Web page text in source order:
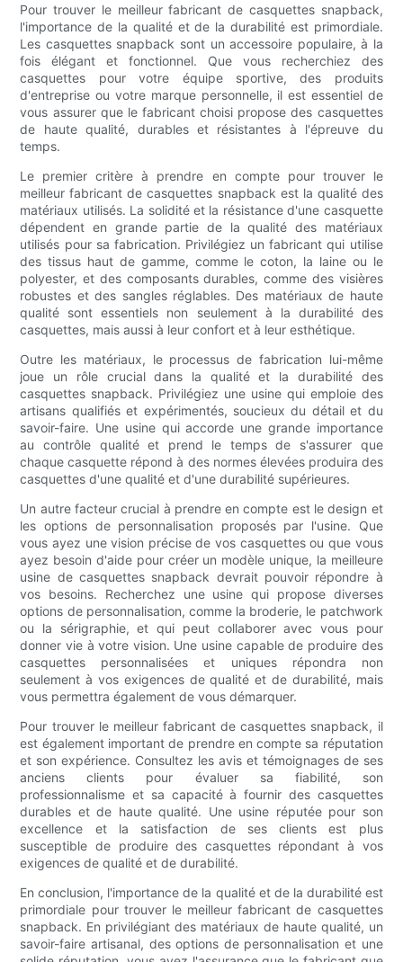
Pour trouver le meilleur fabricant de casquettes snapback,
l'importance de la qualité et de la durabilité est primordiale.
Les casquettes snapback sont un accessoire populaire, à la
fois élégant et fonctionnel. Que vous recherchiez des
casquettes pour votre équipe sportive, des produits
d'entreprise ou votre marque personnelle, il est essentiel de
vous assurer que le fabricant choisi propose des casquettes
de haute qualité, durables et résistantes à l'épreuve du
temps.
Le premier critère à prendre en compte pour trouver le
meilleur fabricant de casquettes snapback est la qualité des
matériaux utilisés. La solidité et la résistance d'une casquette
dépendent en grande partie de la qualité des matériaux
utilisés pour sa fabrication. Privilégiez un fabricant qui utilise
des tissus haut de gamme, comme le coton, la laine ou le
polyester, et des composants durables, comme des visières
robustes et des sangles réglables. Des matériaux de haute
qualité sont essentiels non seulement à la durabilité des
casquettes, mais aussi à leur confort et à leur esthétique.
Outre les matériaux, le processus de fabrication lui-même
joue un rôle crucial dans la qualité et la durabilité des
casquettes snapback. Privilégiez une usine qui emploie des
artisans qualifiés et expérimentés, soucieux du détail et du
savoir-faire. Une usine qui accorde une grande importance
au contrôle qualité et prend le temps de s'assurer que
chaque casquette répond à des normes élevées produira des
casquettes d'une qualité et d'une durabilité supérieures.
Un autre facteur crucial à prendre en compte est le design et
les options de personnalisation proposés par l'usine. Que
vous ayez une vision précise de vos casquettes ou que vous
ayez besoin d'aide pour créer un modèle unique, la meilleure
usine de casquettes snapback devrait pouvoir répondre à
vos besoins. Recherchez une usine qui propose diverses
options de personnalisation, comme la broderie, le patchwork
ou la sérigraphie, et qui peut collaborer avec vous pour
donner vie à votre vision. Une usine capable de produire des
casquettes personnalisées et uniques répondra non
seulement à vos exigences de qualité et de durabilité, mais
vous permettra également de vous démarquer.
Pour trouver le meilleur fabricant de casquettes snapback, il
est également important de prendre en compte sa réputation
et son expérience. Consultez les avis et témoignages de ses
anciens clients pour évaluer sa fiabilité, son
professionnalisme et sa capacité à fournir des casquettes
durables et de haute qualité. Une usine réputée pour son
excellence et la satisfaction de ses clients est plus
susceptible de produire des casquettes répondant à vos
exigences de qualité et de durabilité.
En conclusion, l'importance de la qualité et de la durabilité est
primordiale pour trouver le meilleur fabricant de casquettes
snapback. En privilégiant des matériaux de haute qualité, un
savoir-faire artisanal, des options de personnalisation et une